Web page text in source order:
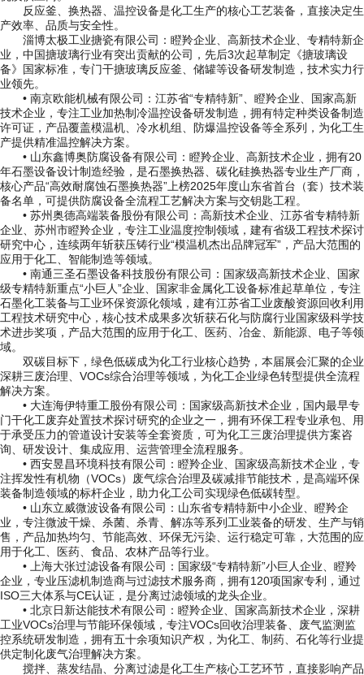
反应釜、换热器、温控设备是化工生产的核心工艺装备，直接决定生
产效率、品质与安全性。
淄博太极工业搪瓷有限公司：瞪羚企业、高新技术企业、专精特新企
业，中国搪玻璃行业有突出贡献的公司，先后3次起草制定《搪玻璃设
备》国家标准，专门干搪玻璃反应釜、储罐等设备研发制造，技术实力行
业领先。
• 南京欧能机械有限公司：江苏省“专精特新”、瞪羚企业、国家高新
技术企业，专注工业加热制冷温控设备研发制造，拥有特定种类设备制造
许可证，产品覆盖模温机、冷水机组、防爆温控设备等全系列，为化工生
产提供精准温控解决方案。
• 山东鑫博奥防腐设备有限公司：瞪羚企业、高新技术企业，拥有20
年石墨设备设计制造经验，是石墨换热器、碳化硅换热器专业生产厂商，
核心产品“高效耐腐蚀石墨换热器”上榜2025年度山东省首台（套）技术装
备名单，可提供防腐设备全流程工艺解决方案与交钥匙工程。
• 苏州奥德高端装备股份有限公司：高新技术企业、江苏省专精特新
企业、苏州市瞪羚企业，专注工业温度控制领域，建有省级工程技术探讨
研究中心，连续两年斩获压铸行业“模温机杰出品牌冠军”，产品大范围的
应用于化工、智能制造等领域。
• 南通三圣石墨设备科技股份有限公司：国家级高新技术企业、国家
级专精特新重点“小巨人”企业、国家非金属化工设备标准起草单位，专注
石墨化工装备与工业环保资源化领域，建有江苏省工业废酸资源回收利用
工程技术研究中心，核心技术成果多次斩获石化与防腐行业国家级科学技
术进步奖项，产品大范围的应用于化工、医药、冶金、新能源、电子等领
域。
双碳目标下，绿色低碳成为化工行业核心趋势，本届展会汇聚的企业
深耕三废治理、VOCs综合治理等领域，为化工企业绿色转型提供全流程
解决方案。
• 大连海伊特重工股份有限公司：国家级高新技术企业，国内最早专
门干化工废弃处置技术探讨研究的企业之一，拥有环保工程专业承包、用
于承受压力的管道设计安装等全套资质，可为化工三废治理提供方案咨
询、研发设计、集成应用、运营管理全流程服务。
• 西安昱昌环境科技有限公司：瞪羚企业、国家级高新技术企业，专
注挥发性有机物（VOCs）废气综合治理及碳减排节能技术，是高端环保
装备制造领域的标杆企业，助力化工公司实现绿色低碳转型。
• 山东立威微波设备有限公司：山东省专精特新中小企业、瞪羚企
业，专注微波干燥、杀菌、杀青、解冻等系列工业装备的研发、生产与销
售，产品加热均匀、节能高效、环保无污染、运行稳定可靠，大范围的应
用于化工、医药、食品、农林产品等行业。
• 上海大张过滤设备有限公司：国家级“专精特新”小巨人企业、瞪羚
企业，专业压滤机制造商与过滤技术服务商，拥有120项国家专利，通过
ISO三大体系与CE认证，是分离过滤领域的龙头企业。
• 北京日新达能技术有限公司：瞪羚企业、国家高新技术企业，深耕
工业VOCs治理与节能环保领域，专注VOCs回收治理装备、废气监测监
控系统研发制造，拥有五十余项知识产权，为化工、制药、石化等行业提
供定制化废气治理解决方案。
搅拌、蒸发结晶、分离过滤是化工生产核心工艺环节，直接影响产品